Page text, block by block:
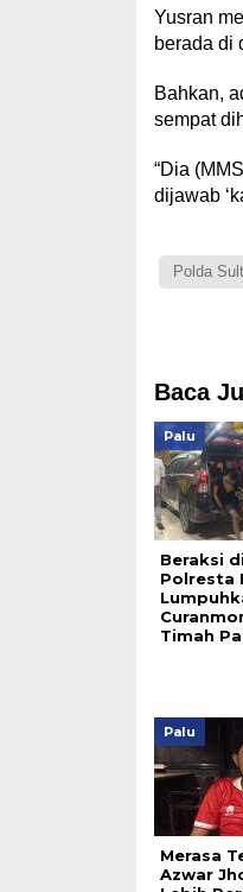
Yusran
berada di
Bahkan,
sempat
“Dia
dijawab
Polda
Baca
Palu
Beraksi
Polresta
Timah
Palu
Merasa
Azwar